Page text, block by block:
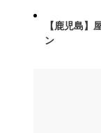
【鹿児島】
ン